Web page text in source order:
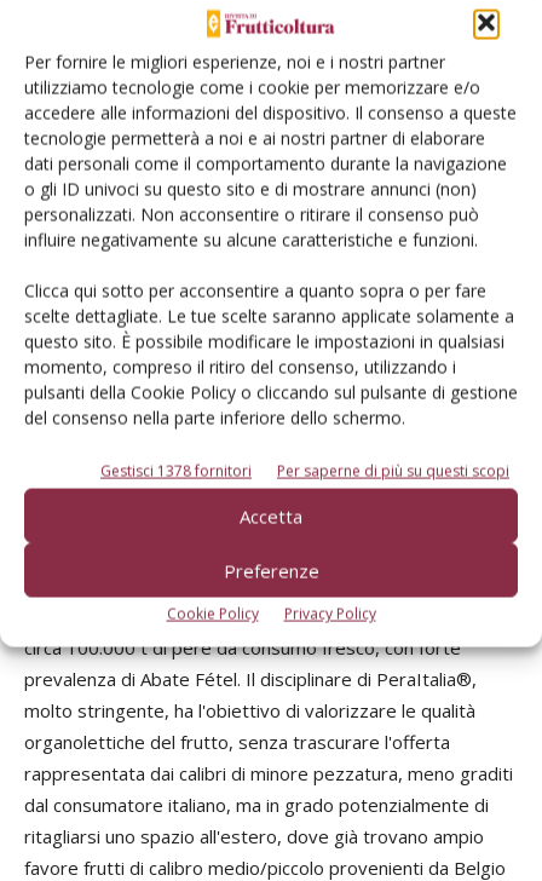
Per fornire le migliori esperienze, noi e i nostri partner
utilizziamo tecnologie come i cookie per memorizzare e/o
accedere alle informazioni del dispositivo. Il consenso a queste
tecnologie permetterà a noi e ai nostri partner di elaborare
dati personali come il comportamento durante la navigazione
o gli ID univoci su questo sito e di mostrare annunci (non)
personalizzati. Non acconsentire o ritirare il consenso può
influire negativamente su alcune caratteristiche e funzioni.
Clicca qui sotto per acconsentire a quanto sopra o per fare
scelte dettagliate. Le tue scelte saranno applicate solamente a
questo sito. È possibile modificare le impostazioni in qualsiasi
momento, compreso il ritiro del consenso, utilizzando i
pulsanti della Cookie Policy o cliccando sul pulsante di gestione
del consenso nella parte inferiore dello schermo.
Gestisci 1378 fornitori Per saperne di più su questi scopi
Accetta
Preferenze
Cookie Policy Privacy Policy
rendono tali produzioni molto competitive sui mercati
esteri, soprattutto nel quadro di crisi economica in cui
l'Europa si trova ormai da tempo. Per far fronte a tale
situazione, pertanto, il comparto dovrà ripensare a fondo
le proprie strategie che, sinora, sono state in larga parte
rivolte alla soddisfazione del mercato interno grazie ad una
cultivar come Abate Fétel che ha riscosso grande successo
nel nostro Paese, ma è meno conosciuta e consumata
un costo di produzione decisamente più alto rispetto ad
altre varietà. La sfida della competitività sui mercati esteri
richiede, per essere vinta, la collaborazione di tutto il
sistema, dalla fase produttiva a quella commerciale.
Quest'ultima, in particolare, sarà chiamata ad un intenso
sforzo per coordinare le diverse leve del marketing e
segmentare al meglio i nuovi mercati individuati. In
quest'ottica, è certamente da segnalare l'iniziativa
proposta dal consorzio PeraItalia®, che si è dato
l'obiettivo di promuovere e commercializzare
unitariamente le produzioni dei soci aderenti, valutabili in
circa 100.000 t di pere da consumo fresco, con forte
prevalenza di Abate Fétel. Il disciplinare di PeraItalia®,
molto stringente, ha l'obiettivo di valorizzare le qualità
organolettiche del frutto, senza trascurare l'offerta
rappresentata dai calibri di minore pezzatura, meno graditi
dal consumatore italiano, ma in grado potenzialmente di
ritagliarsi uno spazio all'estero, dove già trovano ampio
favore frutti di calibro medio/piccolo provenienti da Belgio